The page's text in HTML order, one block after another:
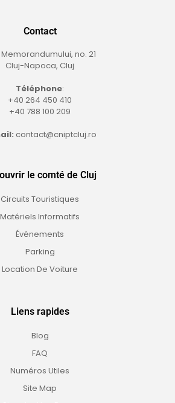
Contact
no. 21
Cluj-Napoca, Cluj
Téléphone:
+40 264 450 410
+40 788 100 209
contact@cniptcluj.ro
le comté de Cluj
Circuits Touristiques
Matériels Informatifs
Événements
Parking
Location De Voiture
Liens rapides
Blog
FAQ
Numéros Utiles
Site Map